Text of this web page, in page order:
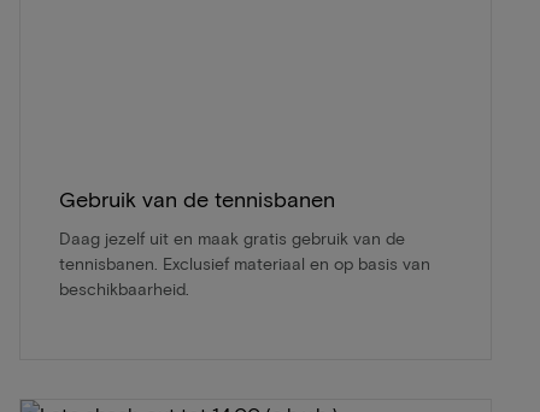
Gebruik van de tennisbanen
Daag jezelf uit en maak gratis gebruik van de
tennisbanen. Exclusief materiaal en op basis van
beschikbaarheid.